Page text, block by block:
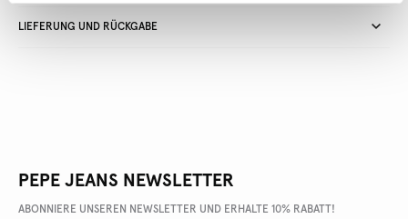
LIEFERUNG UND RÜCKGABE
PEPE JEANS NEWSLETTER
ABONNIERE UNSEREN NEWSLETTER UND ERHALTE 10% RABATT!